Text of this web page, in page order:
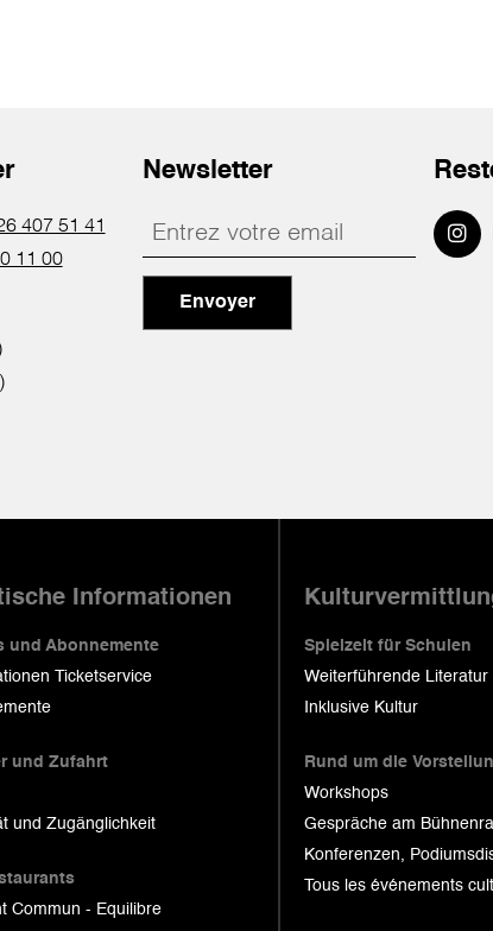
407 51 41
11 00
Newsletter
Envoyer
Informationen
und Abonnemente
Ticketservice
und Zufahrt
und Zugänglichkeit
Commun - Equilibre
Spielzeit für Schulen
Weiterführende Literatur
Inklusive Kultur
Rund um die
Workshops
Gespräche am
Konferenzen,
Tous les événements